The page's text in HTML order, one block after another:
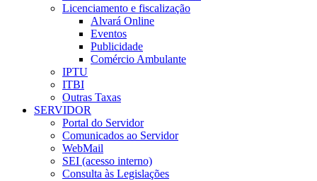
Licenciamento e fiscalização
Alvará Online
Eventos
Publicidade
Comércio Ambulante
IPTU
ITBI
Outras Taxas
SERVIDOR
Portal do Servidor
Comunicados ao Servidor
WebMail
SEI (acesso interno)
Consulta às Legislações